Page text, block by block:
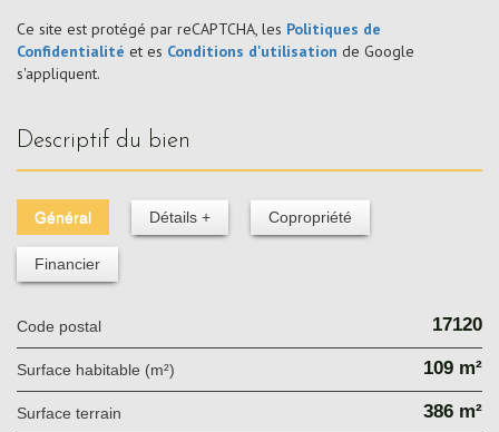
Ce site est protégé par reCAPTCHA, les Politiques de
Confidentialité et es Conditions d'utilisation de Google
s'appliquent.
descriptif du bien
Général Détails + Copropriété
Financier
Code postal 17120
Surface habitable (m²) 109 m²
surface terrain 386 m²